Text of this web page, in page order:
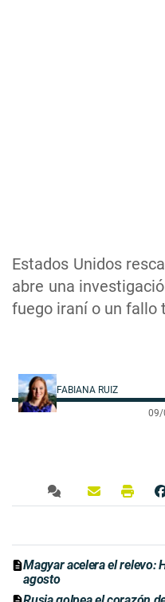
Estados Unidos
abre una
fuego iraní o un fallo
FABIANA RUIZ
09/
Magyar acelera el relevo:
agosto